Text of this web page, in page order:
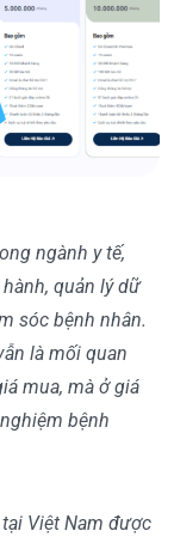
ngành y tế,
quản lý dữ
sóc bệnh nhân.
là mối quan
mua, mà ở giá
bệnh
Việt Nam được